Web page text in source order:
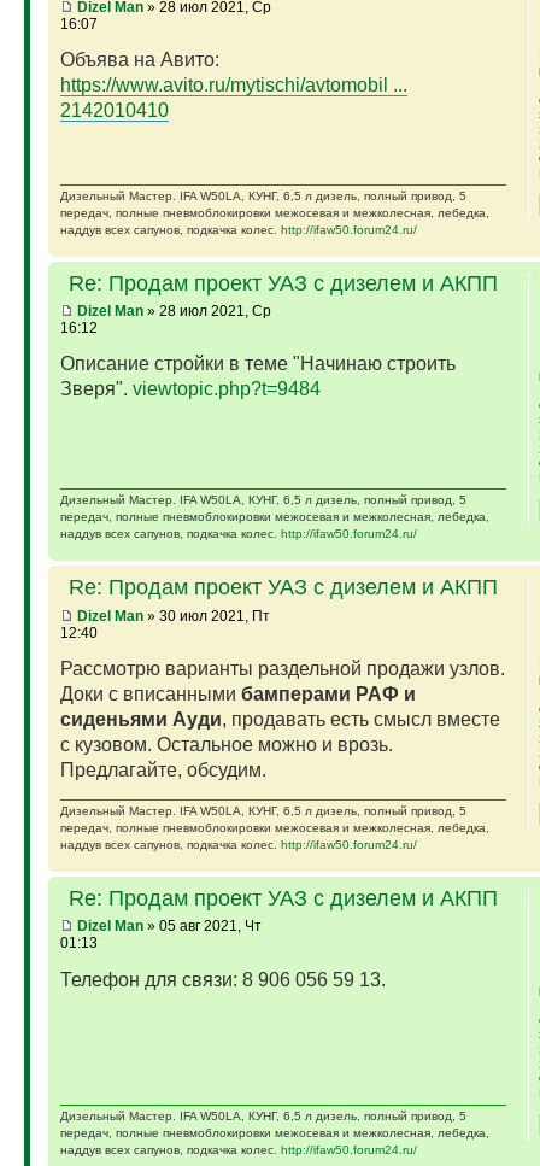
Dizel Man» 28 июл 2021, Ср
16:07
Объява на Авито:
https://www.avito.ru/mytischi/avtomobil ...
2142010410
Дизельный Мастер. IFA W50LA, КУНГ, 6,5 л дизель, полный привод, 5
передач, полные пневмоблокировки межосевая и межколесная, лебедка,
наддув всех сапунов, подкачка колес. http://ifaw50.forum24.ru/
Re: Продам проект УАЗ с дизелем и АКПП
Dizel Man» 28 июл 2021, Ср
16:12
Описание стройки в теме "Начинаю строить
Зверя". viewtopic.php?t=9484
Дизельный Мастер. IFA W50LA, КУНГ, 6,5 л дизель, полный привод, 5
передач, полные пневмоблокировки межосевая и межколесная, лебедка,
наддув всех сапунов, подкачка колес. http://ifaw50.forum24.ru/
Re: Продам проект УАЗ с дизелем и АКПП
Dizel Man» 30 июл 2021, Пт
12:40
Рассмотрю варианты раздельной продажи узлов.
Доки с вписанными бамперами РАФ и
сиденьями Ауди, продавать есть смысл вместе
с кузовом. Остальное можно и врозь.
Предлагайте, обсудим.
Дизельный Мастер. IFA W50LA, КУНГ, 6,5 л дизель, полный привод, 5
передач, полные пневмоблокировки межосевая и межколесная, лебедка,
наддув всех сапунов, подкачка колес. http://ifaw50.forum24.ru/
Re: Продам проект УАЗ с дизелем и АКПП
Dizel Man» 05 авг 2021, Чт
01:13
Телефон для связи: 8 906 056 59 13.
Дизельный Мастер. IFA W50LA, КУНГ, 6,5 л дизель, полный привод, 5
передач, полные пневмоблокировки межосевая и межколесная, лебедка,
наддув всех сапунов, подкачка колес. http://ifaw50.forum24.ru/